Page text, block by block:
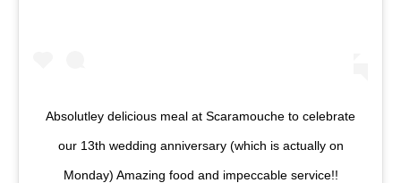
Absolutley delicious meal at Scaramouche to celebrate
our 13th wedding anniversary (which is actually on
Monday) Amazing food and impeccable service!!